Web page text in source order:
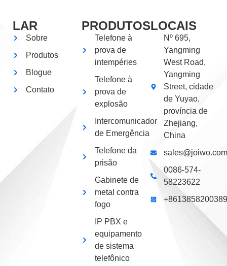
LAR
Sobre
Produtos
Blogue
Contato
PRODUTOS
Telefone à
prova de
intempéries
Telefone à
prova de
explosão
Intercomunicador
de Emergência
Telefone da
prisão
Gabinete de
metal contra
fogo
IP PBX e
equipamento
de sistema
telefônico
LOCAIS
Nº 695,
Yangming
West Road,
Yangming
Street, cidade
de Yuyao,
província de
Zhejiang,
China
sales@joiwo.com
0086-574-
58223622
+8613858200389